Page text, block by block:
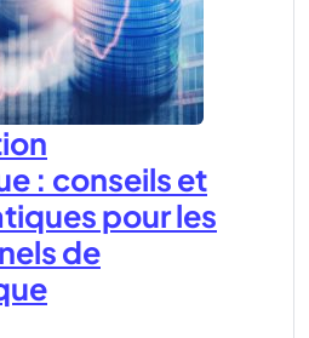
: conseils et
pour les
de